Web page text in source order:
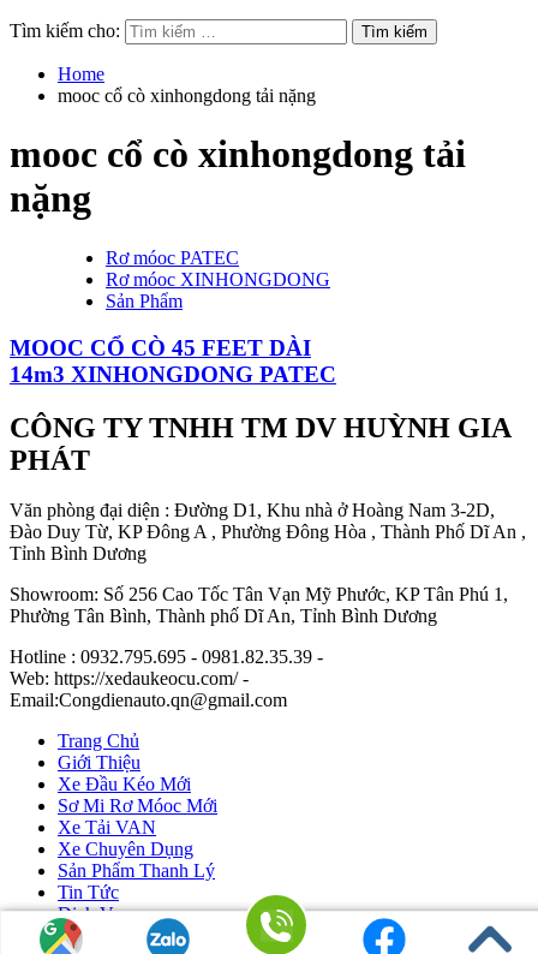
Tìm kiếm cho:
Home
mooc cổ cò xinhongdong tải nặng
mooc cổ cò xinhongdong tải
nặng
Rơ móoc PATEC
Rơ móoc XINHONGDONG
Sản Phẩm
MOOC CỔ CÒ 45 FEET DÀI
14m3 XINHONGDONG PATEC
CÔNG TY TNHH TM DV HUỲNH GIA
PHÁT
Văn phòng đại diện : Đường D1, Khu nhà ở Hoàng Nam 3-2D,
Đào Duy Từ, KP Đông A , Phường Đông Hòa , Thành Phố Dĩ An ,
Tỉnh Bình Dương
Showroom: Số 256 Cao Tốc Tân Vạn Mỹ Phước, KP Tân Phú 1,
Phường Tân Bình, Thành phố Dĩ An, Tỉnh Bình Dương
Hotline : 0932.795.695 - 0981.82.35.39 -
Web: https://xedaukeocu.com/ -
Email:Congdienauto.qn@gmail.com
Trang Chủ
Giới Thiệu
Xe Đầu Kéo Mới
Sơ Mi Rơ Móoc Mới
Xe Tải VAN
Xe Chuyên Dụng
Sản Phẩm Thanh Lý
Tin Tức
Dịch Vụ
Liên Hệ